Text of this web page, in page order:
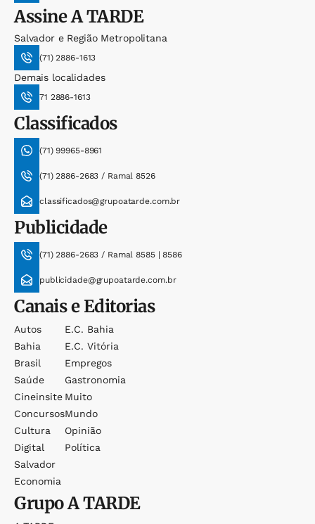
AssineA TARDE
Salvador e Região Metropolitana
(71) 2886-1613
Demais localidades
71 2886-1613
Classificados
(71) 99965-8961
(71) 2886-2683 / Ramal 8526
classificados@grupoatarde.com.br
Publicidade
(71) 2886-2683 / Ramal 8585 | 8586
publicidade@grupoatarde.com.br
Canais e Editorias
Autos
Bahia
Brasil
Saúde
Cineinsite
Concursos
Cultura
Digital
Salvador
Economia
E.c. Bahia
E.c. Vitória
Empregos
Gastronomia
Muito
Mundo
Opinião
Política
GrupoA TARDE